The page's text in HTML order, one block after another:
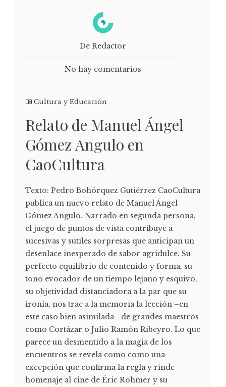
De Redactor
No hay comentarios
Cultura y Educación
Relato de Manuel Ángel
Gómez Angulo en
CaoCultura
Texto: Pedro Bohórquez Gutiérrez CaoCultura
publica un nuevo relato de Manuel Ángel
Gómez Angulo. Narrado en segunda persona,
el juego de puntos de vista contribuye a
sucesivas y sutiles sorpresas que anticipan un
desenlace inesperado de sabor agridulce. Su
perfecto equilibrio de contenido y forma, su
tono evocador de un tiempo lejano y esquivo,
su objetividad distanciadora a la par que su
ironía, nos trae a la memoria la lección –en
este caso bien asimilada– de grandes maestros
como Cortázar o Julio Ramón Ribeyro. Lo que
parece un desmentido a la magia de los
encuentros se revela como como una
excepción que confirma la regla y rinde
homenaje al cine de Éric Rohmer y su